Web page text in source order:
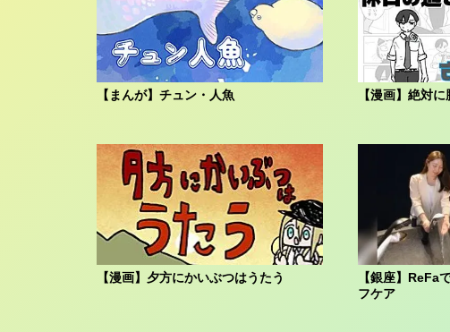
【まんが】チュン・人魚 【漫画】絶対
【漫画】夕方にかいぶつはうたう
【銀座】ReFa
フケア